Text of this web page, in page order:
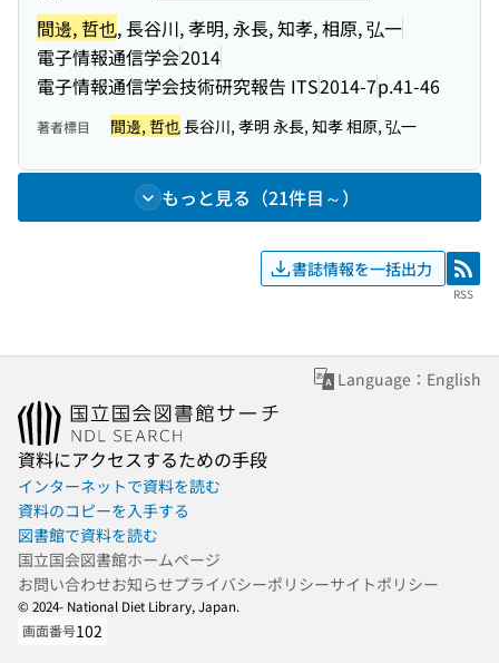
間邊, 哲也, 長谷川, 孝明, 永長, 知孝, 相原, 弘一
電子情報通信学会2014
電子情報通信学会技術研究報告 ITS2014-7p.41-46
著者標目 間邊, 哲也長谷川, 孝明 永長, 知孝 相原, 弘一
もっと見る（21件目～）
書誌情報を一括出力 RSS
RSS
Language：English
資料にアクセスするための手段
インターネットで資料を読む
資料のコピーを入手する
図書館で資料を読む
国立国会図書館ホームページ
お問い合わせお知らせプライバシーポリシーサイトポリシー
© 2024- National Diet Library, Japan.
画面番号102